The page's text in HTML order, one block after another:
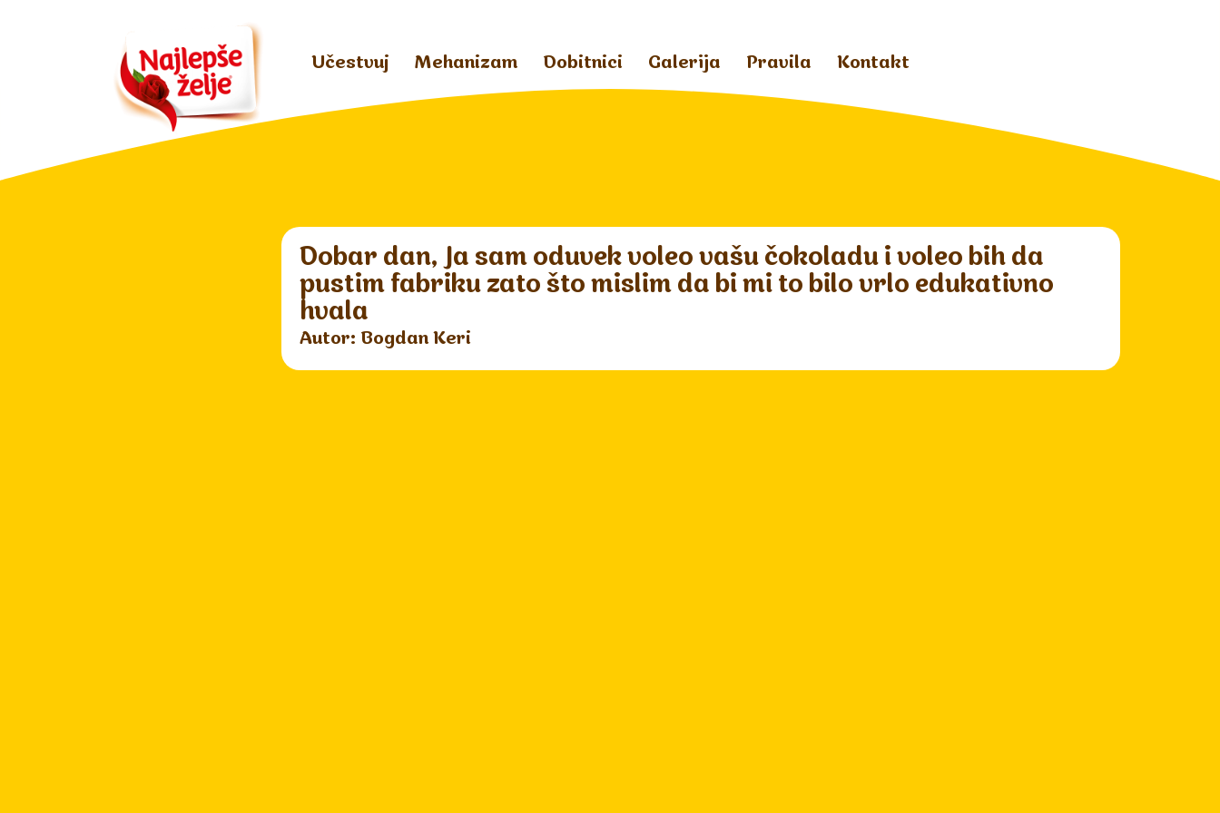
Učestvuj Mehanizam Dobitnici Galerija Pravila Kontakt
Dobar dan, Ja sam oduvek voleo vašu čokoladu i voleo bih da
pustim fabriku zato što mislim da bi mi to bilo vrlo edukativno
hvala
Autor: Bogdan Keri